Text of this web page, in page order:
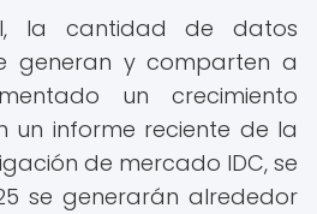
la cantidad de datos
generan y comparten a
un crecimiento
un informe reciente de la
de mercado IDC, se
se generarán alrededor